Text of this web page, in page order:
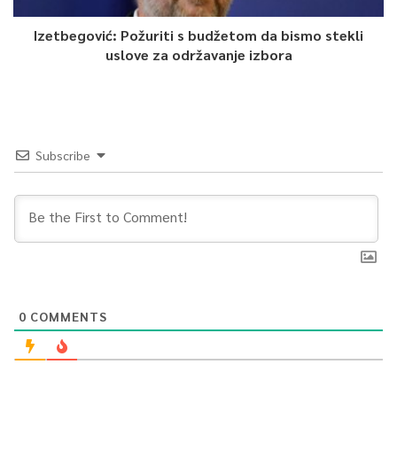
Izetbegović: Požuriti s budžetom da bismo stekli
uslove za održavanje izbora
Subscribe
0 COMMENTS